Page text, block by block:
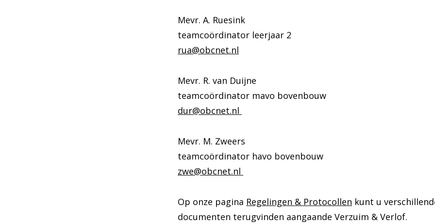
Mevr. A. Ruesink
teamcoördinator leerjaar 2
rua@obcnet.nl
Mevr. R. van Duijne
teamcoördinator mavo bovenbouw
dur@obcnet.nl
Mevr. M. Zweers
teamcoördinator havo bovenbouw
zwe@obcnet.nl
Op onze pagina Regelingen & Protocollen kunt u
documenten terugvinden aangaande Verzuim & Verlof.